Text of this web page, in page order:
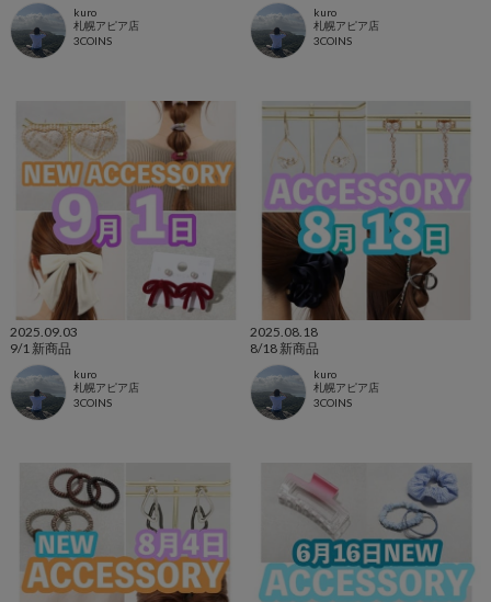
kuro
札幌アピア店
3COINS
kuro
札幌アピア店
3COINS
2025.09.03
9/1 新商品
kuro
札幌アピア店
3COINS
2025.08.18
8/18 新商品
kuro
札幌アピア店
3COINS